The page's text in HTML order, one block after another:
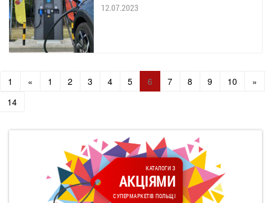
12.07.2023
1 « 1 2 3 4 5 6 7 8 9 10
»
14
КАТАЛОГИ З
АКЦІЯМИ
СУПЕРМАРКЕТІВ ПОЛЬЩІ